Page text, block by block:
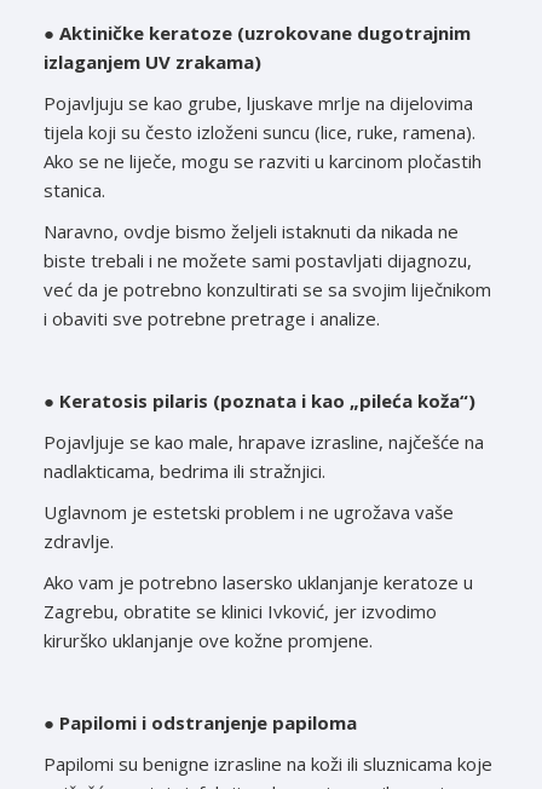
● Aktiničke keratoze (uzrokovane dugotrajnim
izlaganjem UV zrakama)
Pojavljuju se kao grube, ljuskave mrlje na dijelovima
tijela koji su često izloženi suncu (lice, ruke, ramena).
Ako se ne liječe, mogu se razviti u karcinom pločastih
stanica.
Naravno, ovdje bismo željeli istaknuti da nikada ne
biste trebali i ne možete sami postavljati dijagnozu,
već da je potrebno konzultirati se sa svojim liječnikom
i obaviti sve potrebne pretrage i analize.
● Keratosis pilaris (poznata i kao „pileća koža“)
Pojavljuje se kao male, hrapave izrasline, najčešće na
nadlakticama, bedrima ili stražnjici.
Uglavnom je estetski problem i ne ugrožava vaše
zdravlje.
Ako vam je potrebno lasersko uklanjanje keratoze u
Zagrebu, obratite se klinici Ivković, jer izvodimo
kirurško uklanjanje ove kožne promjene.
● Papilomi i odstranjenje papiloma
Papilomi su benigne izrasline na koži ili sluznicama koje